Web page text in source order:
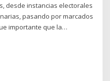
desde instancias electorales
pasando por marcados
importante que la…